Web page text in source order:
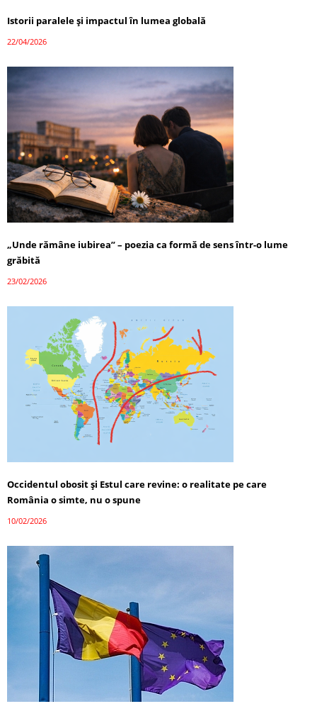
Istorii paralele și impactul în lumea globală
22/04/2026
„Unde rămâne iubirea” – poezia ca formă de sens într-o lume
grăbită
23/02/2026
Occidentul obosit și Estul care revine: o realitate pe care
România o simte, nu o spune
10/02/2026